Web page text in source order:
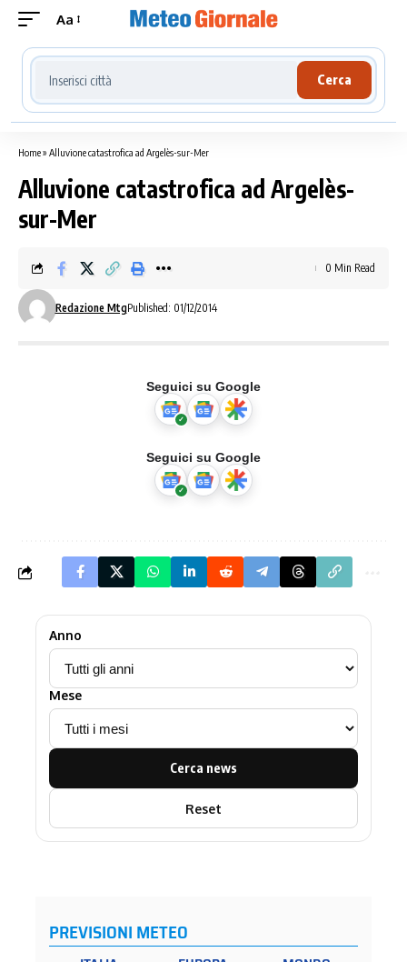
Aa
Cerca località meteo
Cerca
Home» Alluvione catastrofica ad Argelès-sur-Mer
Alluvione catastrofica ad Argelès-
sur-Mer
Redazione MtgPublished: 01/12/2014
0 Min Read
Seguici su Google
Seguici su Google
Anno
Mese
Cerca news
Reset